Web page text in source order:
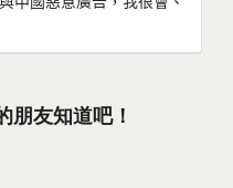
朋友知道吧！